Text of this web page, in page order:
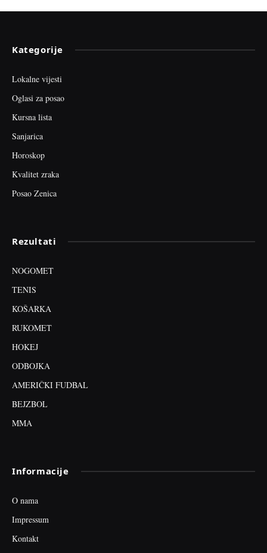
Kategorije
Lokalne vijesti
Oglasi za posao
Kursna lista
Sanjarica
Horoskop
Kvalitet zraka
Posao Zenica
Rezultati
NOGOMET
TENIS
KOŠARKA
RUKOMET
HOKEJ
ODBOJKA
AMERIČKI FUDBAL
BEJZBOL
MMA
Informacije
O nama
Impressum
Kontakt